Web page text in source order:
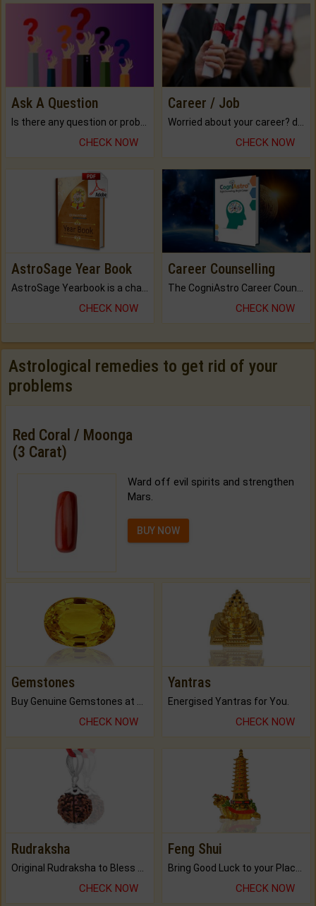
Ask A Question
CHECK NOW
Career / Job
CHECK NOW
AstroSage Year Book
AstroSage Yearbook is a channel to fulfill your dreams and destiny.
CHECK NOW
Career Counselling
The CogniAstro Career Counselling Report is the most comprehensive report available on this topic.
CHECK NOW
Astrological remedies to get rid of your
problems
Red Coral / Moonga
(3 Carat)
Ward off evil spirits and strengthen
Mars.
BUY NOW
Gemstones
Buy Genuine Gemstones at Best Prices.
CHECK NOW
Yantras
Energised Yantras for You.
CHECK NOW
Rudraksha
CHECK NOW
Feng Shui
CHECK NOW